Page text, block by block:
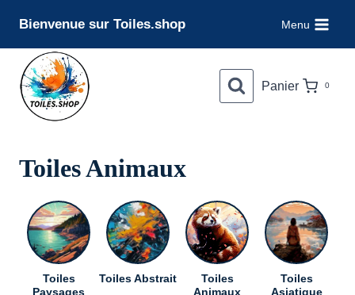
contenu
Bienvenue sur Toiles.shop Menu
Panier 0
Toiles Animaux
Toiles
Paysages
Toiles Abstrait
Toiles
Animaux
Toiles
Asiatique